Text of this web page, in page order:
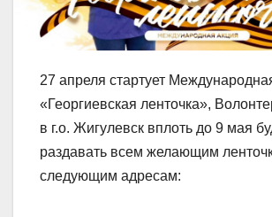
27 апреля стартует
«Георгиевская ленточка»,
в г.о. Жигулевск вплоть до 9 мая
раздавать всем желающим
следующим адресам: